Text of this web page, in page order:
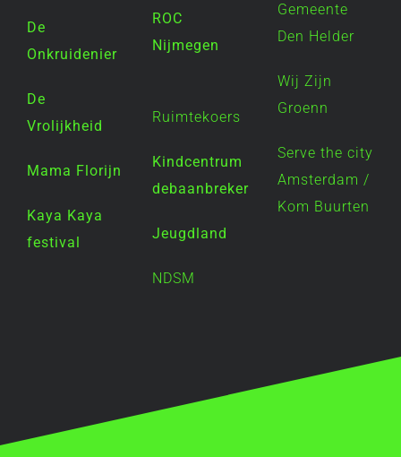
De
Onkruidenier
De
Vrolijkheid
Mama Florijn
Kaya Kaya
festival
ROC
Nijmegen
Ruimtekoers
Kindcentrum
debaanbreker
Jeugdland
NDSM
Gemeente
Den Helder
Wij Zijn
Groenn
Serve the city
Amsterdam /
Kom Buurten